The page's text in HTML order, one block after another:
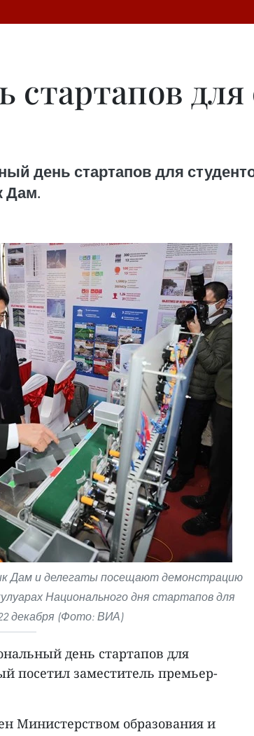
для
день стартапов для
Дам.
Дам и делегаты посещают демонстрацию
Национального дня стартапов для
декабря (Фото: ВИА)
день стартапов для
посетил заместитель премьер-
Министерством образования и